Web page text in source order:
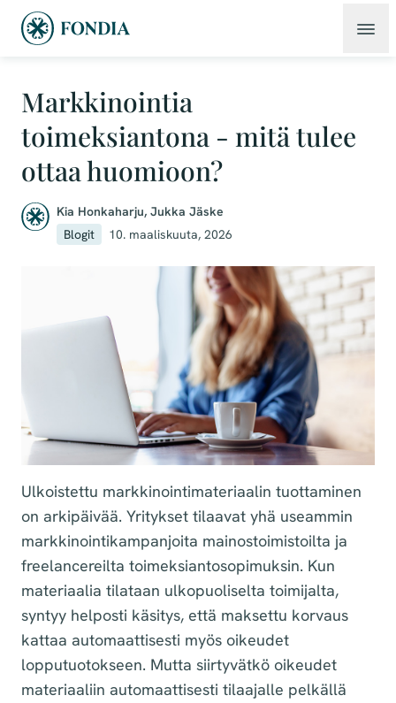
Markkinointia
toimeksiantona - mitä tulee
ottaa huomioon?
Kia Honkaharju, Jukka Jäske
Blogit
10. maaliskuuta, 2026
Ulkoistettu markkinointimateriaalin tuottaminen
on arkipäivää. Yritykset tilaavat yhä useammin
markkinointikampanjoita mainostoimistoilta ja
freelancereilta toimeksiantosopimuksin. Kun
materiaalia tilataan ulkopuoliselta toimijalta,
syntyy helposti käsitys, että maksettu korvaus
kattaa automaattisesti myös oikeudet
lopputuotokseen. Mutta siirtyvätkö oikeudet
materiaaliin automaattisesti tilaajalle pelkällä